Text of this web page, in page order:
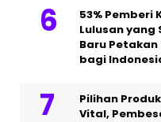
53% Pemberi
Lulusan yang
Baru
bagi
Pilihan
Vital,